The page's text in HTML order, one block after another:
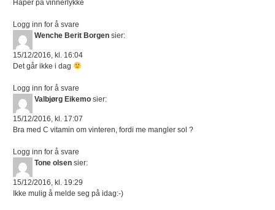
Håper på vinnerlykke
Logg inn for å svare
Wenche Berit Borgen sier:
15/12/2016, kl. 16:04
Det går ikke i dag
Logg inn for å svare
Valbjørg Eikemo sier:
15/12/2016, kl. 17:07
Bra med C vitamin om vinteren, fordi me mangler sol ?
Logg inn for å svare
Tone olsen sier:
15/12/2016, kl. 19:29
Ikke mulig å melde seg på idag:-)